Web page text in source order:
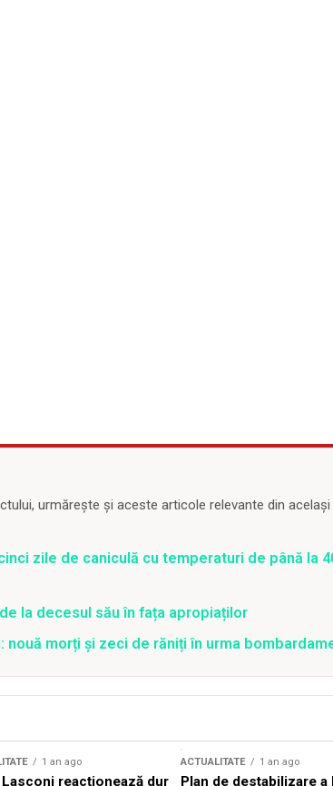
urmărește și aceste articole relevante din
zile de caniculă cu temperaturi de până la
la decesul său în fața apropiaților
nouă morți și zeci de răniți în urma
1 an ago
Lasconi reacționează dur
ACTUALITATE 1 an ago
Plan de destabilizare a